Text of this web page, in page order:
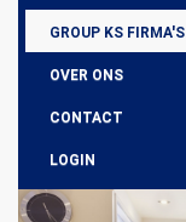
GROUP KS FIRMA'S
OVER ONS
CONTACT
LOGIN